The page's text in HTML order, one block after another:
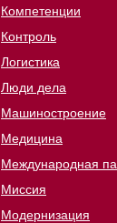
Компетенции
Контроль
Логистика
Люди дела
Машиностроение
Медицина
Международная
Миссия
Модернизация